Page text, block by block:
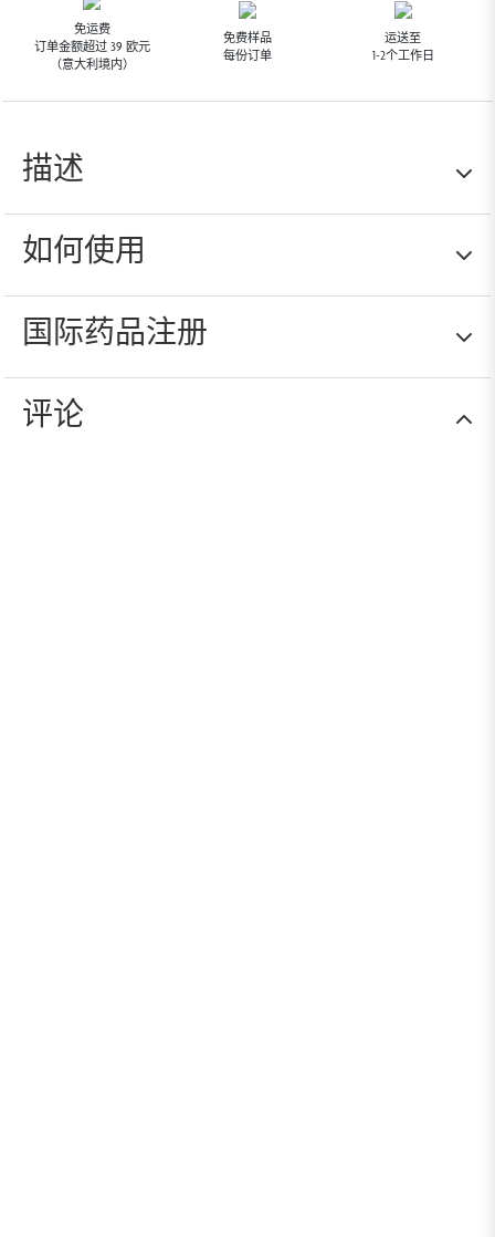
免运费
订单金额超过 39 欧元
（意大利境内）
免费样品
每份订单
运送至
1-2个工作日
描述
由于含有神经酰胺 3、圣约翰草提取物和乳木果
如何使用
根据需要涂抹于您想要保护或深层补水的皮肤区
国际药品注册
AQUA [水]、乳木果油、CERA ALBA [蜂蜡]、鲸蜡醇、椰
评论